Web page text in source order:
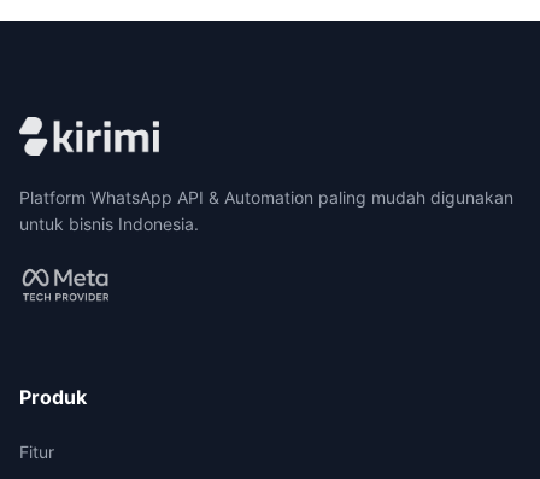
Platform WhatsApp API & Automation paling mudah digunakan
untuk bisnis Indonesia.
Produk
Fitur